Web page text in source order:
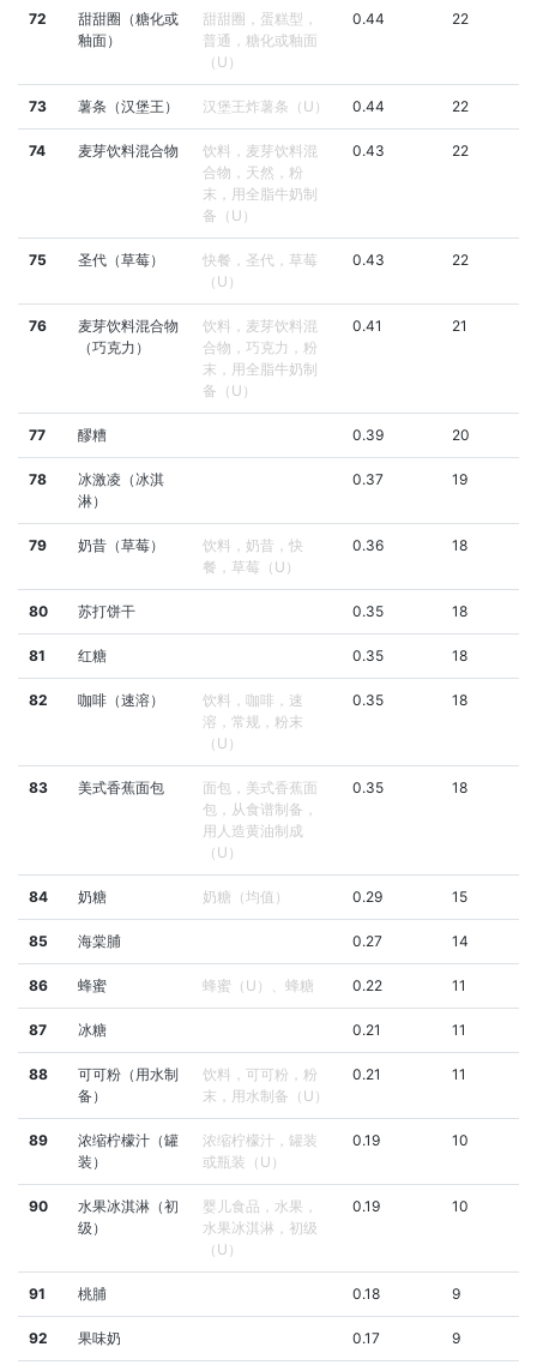
72
甜甜圈（糖化或
釉面）
甜甜圈，蛋糕型，
普通，糖化或釉面
（U）
0.44 22
73 薯条（汉堡王） 汉堡王炸薯条（U） 0.44 22
74 麦芽饮料混合物
饮料，麦芽饮料混
合物，天然，粉
末，用全脂牛奶制
备（U）
0.43 22
75 圣代（草莓）
快餐，圣代，草莓
（U）
0.43 22
76
麦芽饮料混合物
（巧克力）
饮料，麦芽饮料混
合物，巧克力，粉
末，用全脂牛奶制
备（U）
0.41 21
77 醪糟 0.39 20
78
冰激凌（冰淇
淋）
0.37 19
79 奶昔（草莓）
饮料，奶昔，快
餐，草莓（U）
0.36 18
80 苏打饼干 0.35 18
81 红糖 0.35 18
82 咖啡（速溶）
饮料，咖啡，速
溶，常规，粉末
（U）
0.35 18
83 美式香蕉面包
面包，美式香蕉面
包，从食谱制备，
用人造黄油制成
（U）
0.35 18
84 奶糖 奶糖（均值） 0.29 15
85 海棠脯 0.27 14
86 蜂蜜 蜂蜜（U）、蜂糖 0.22 11
87 冰糖 0.21 11
88
可可粉（用水制
备）
饮料，可可粉，粉
末，用水制备（U）
0.21 11
89
浓缩柠檬汁（罐
装）
浓缩柠檬汁，罐装
或瓶装（U）
0.19 10
90
水果冰淇淋（初
级）
婴儿食品，水果，
水果冰淇淋，初级
（U）
0.19 10
91 桃脯 0.18 9
92 果味奶 0.17 9